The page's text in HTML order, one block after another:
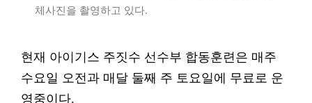
체사진을 촬영하고 있다.
현재 아이기스 주짓수 선수부 합동훈련은 매주
수요일 오전과 매달 둘째 주 토요일에 무료로 운
영중이다.